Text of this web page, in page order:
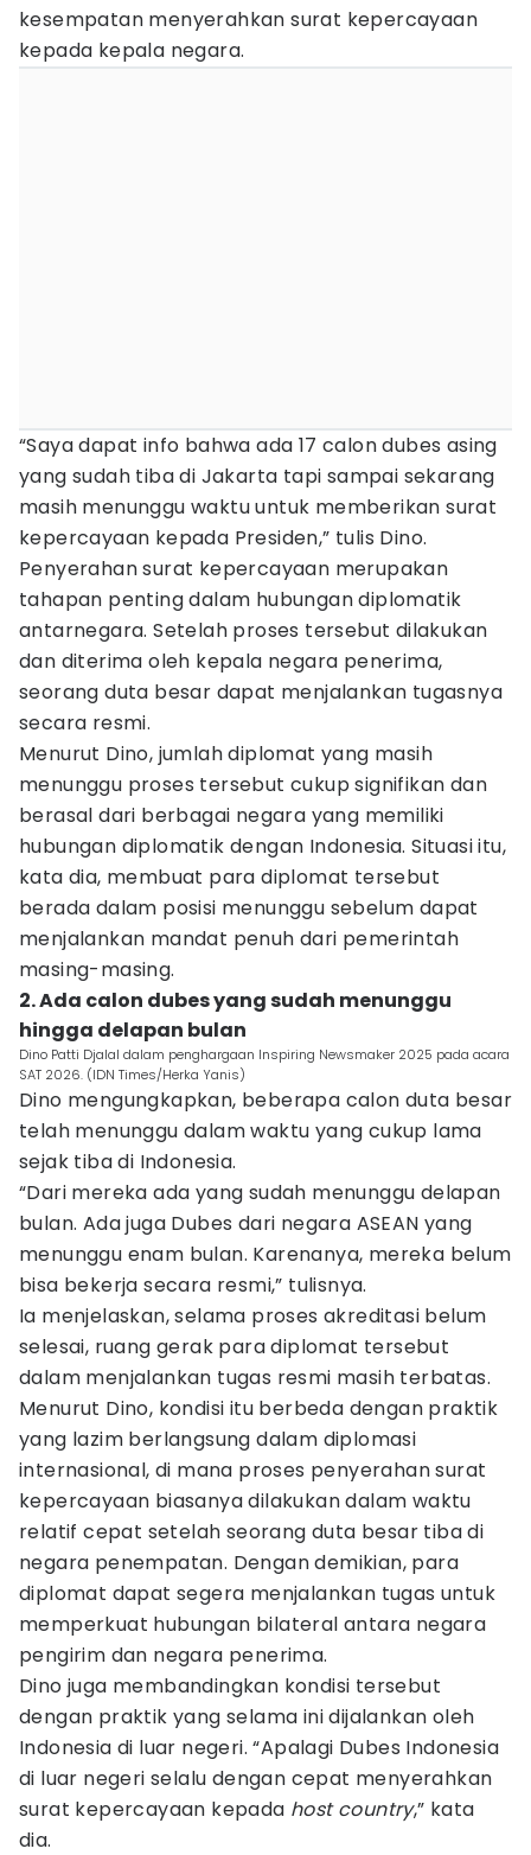
kesempatan menyerahkan surat kepercayaan
kepada kepala negara.
“Saya dapat info bahwa ada 17 calon dubes asing
yang sudah tiba di Jakarta tapi sampai sekarang
masih menunggu waktu untuk memberikan surat
kepercayaan kepada Presiden,” tulis Dino.
Penyerahan surat kepercayaan merupakan
tahapan penting dalam hubungan diplomatik
antarnegara. Setelah proses tersebut dilakukan
dan diterima oleh kepala negara penerima,
seorang duta besar dapat menjalankan tugasnya
secara resmi.
Menurut Dino, jumlah diplomat yang masih
menunggu proses tersebut cukup signifikan dan
berasal dari berbagai negara yang memiliki
hubungan diplomatik dengan Indonesia. Situasi itu,
kata dia, membuat para diplomat tersebut
berada dalam posisi menunggu sebelum dapat
menjalankan mandat penuh dari pemerintah
masing-masing.
2. Ada calon dubes yang sudah menunggu
hingga delapan bulan
Dino Patti Djalal dalam penghargaan Inspiring Newsmaker 2025 pada acara
SAT 2026. (IDN Times/Herka Yanis)
Dino mengungkapkan, beberapa calon duta besar
telah menunggu dalam waktu yang cukup lama
sejak tiba di Indonesia.
“Dari mereka ada yang sudah menunggu delapan
bulan. Ada juga Dubes dari negara ASEAN yang
menunggu enam bulan. Karenanya, mereka belum
bisa bekerja secara resmi,” tulisnya.
Ia menjelaskan, selama proses akreditasi belum
selesai, ruang gerak para diplomat tersebut
dalam menjalankan tugas resmi masih terbatas.
Menurut Dino, kondisi itu berbeda dengan praktik
yang lazim berlangsung dalam diplomasi
internasional, di mana proses penyerahan surat
kepercayaan biasanya dilakukan dalam waktu
relatif cepat setelah seorang duta besar tiba di
negara penempatan. Dengan demikian, para
diplomat dapat segera menjalankan tugas untuk
memperkuat hubungan bilateral antara negara
pengirim dan negara penerima.
Dino juga membandingkan kondisi tersebut
dengan praktik yang selama ini dijalankan oleh
Indonesia di luar negeri. “Apalagi Dubes Indonesia
di luar negeri selalu dengan cepat menyerahkan
surat kepercayaan kepada host country,” kata
dia.